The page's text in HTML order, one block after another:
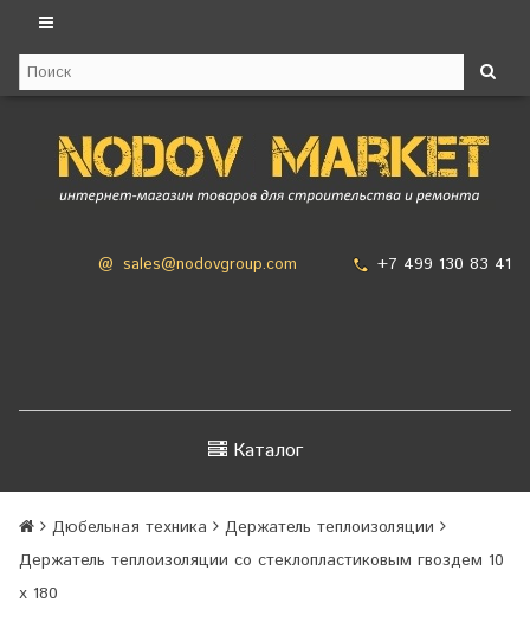
@ sales@nodovgroup.com +7 499 130 83 41
Каталог
Дюбельная техника
Держатель теплоизоляции
Держатель теплоизоляции со стеклопластиковым гвоздем 10
х 180